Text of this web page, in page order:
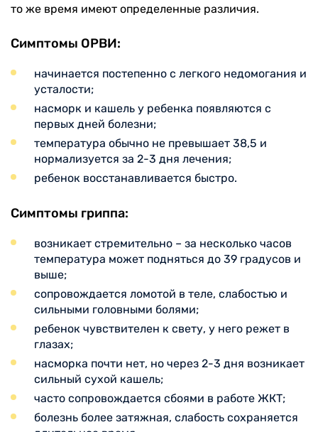
то же время имеют определенные различия.
Симптомы ОРВИ:
начинается постепенно с легкого недомогания и
усталости;
насморк и кашель у ребенка появляются с
первых дней болезни;
температура обычно не превышает 38,5 и
нормализуется за 2-3 дня лечения;
ребенок восстанавливается быстро.
Симптомы гриппа:
возникает стремительно – за несколько часов
температура может подняться до 39 градусов и
выше;
сопровождается ломотой в теле, слабостью и
сильными головными болями;
ребенок чувствителен к свету, у него режет в
глазах;
насморка почти нет, но через 2-3 дня возникает
сильный сухой кашель;
часто сопровождается сбоями в работе ЖКТ;
болезнь более затяжная, слабость сохраняется